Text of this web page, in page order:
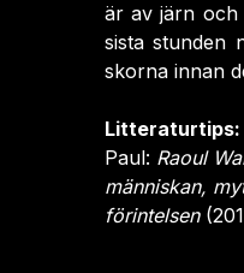
är av järn och
sista stunden
skorna innan
Litteraturtips:
Paul: Raoul
människan,
förintelsen